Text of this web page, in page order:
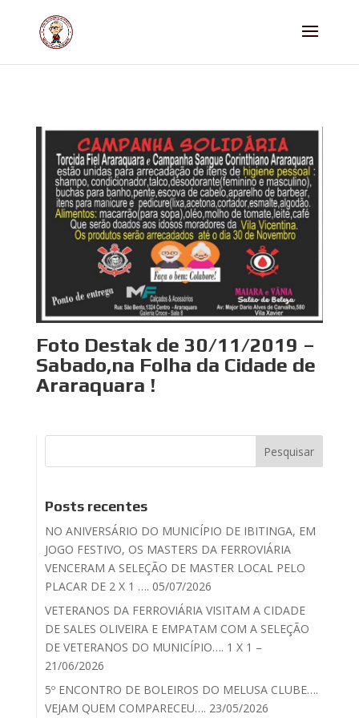
Foto Destak de 30/11/2019 –
Sabado,na Folha da Cidade de
Araraquara !
Posts recentes
NO ANIVERSÁRIO DO MUNICÍPIO DE IBITINGA, EM
JOGO FESTIVO, OS MASTERS DA FERROVIÁRIA
VENCERAM A SELEÇÃO DE MASTER LOCAL PELO
PLACAR DE 2 X 1 …. 05/07/2026
VETERANOS DA FERROVIÁRIA VISITAM A CIDADE
DE SALES OLIVEIRA E EMPATAM COM A SELEÇÃO
DE VETERANOS DO MUNICÍPIO…. 1 X 1 –
21/06/2026
5º ENCONTRO DE BOLEIROS DO MELUSA CLUBE….
VEJAM QUEM COMPARECEU…. 23/05/2026